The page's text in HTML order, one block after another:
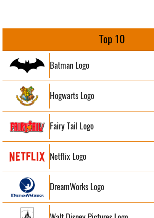
Top 10
Batman Logo
Hogwarts Logo
Fairy Tail Logo
Netflix Logo
DreamWorks Logo